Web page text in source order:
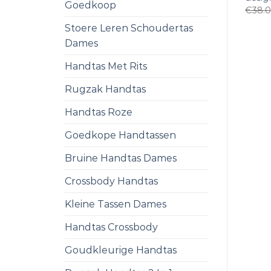
Goedkoop
Stoere Leren Schoudertas
Dames
Handtas Met Rits
Rugzak Handtas
Handtas Roze
Goedkope Handtassen
Bruine Handtas Dames
Crossbody Handtas
Kleine Tassen Dames
Handtas Crossbody
Goudkleurige Handtas
€